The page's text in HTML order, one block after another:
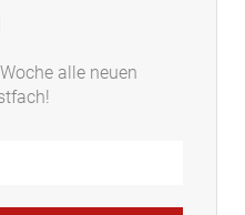
alle neuen